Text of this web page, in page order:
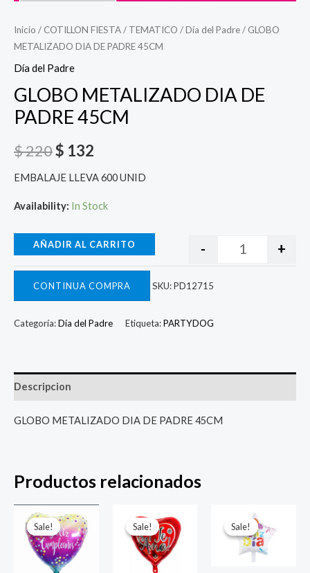
Inicio / COTILLON FIESTA/ TEMATICO /Día del Padre/ GLOBO
METALIZADO DIA DE PADRE 45CM
Día del Padre
GLOBO METALIZADO DIA DE
PADRE 45CM
$220$ 132
EMBALAJE LLEVA 600 UNID
Availability: In Stock
- +
AÑADIR AL CARRITO
CONTINUA COMPRA SKU:PD12715
Categoría:Día del Padre Etiqueta:PARTYDOG
Descripcion
GLOBO METALIZADO DIA DE PADRE 45CM
Productos relacionados
Sale!
Sale!precio
original
era:
$ 4.000.
Sale!
Sale!precio
original
era:
$ 4.000.
Sale!
Sale!
El
precio
original
era:
$ 4.000.